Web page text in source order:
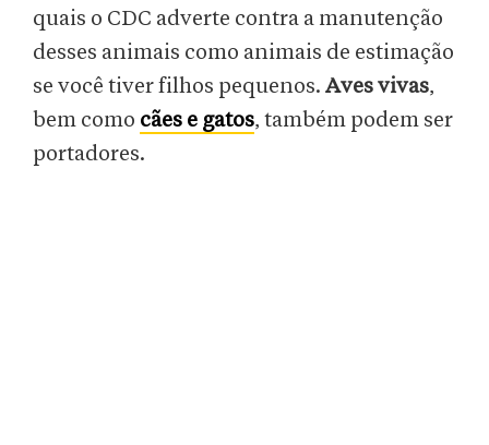
quais o CDC adverte contra a manutenção
desses animais como animais de estimação
se você tiver filhos pequenos. Aves vivas,
bem como cães e gatos, também podem ser
portadores.